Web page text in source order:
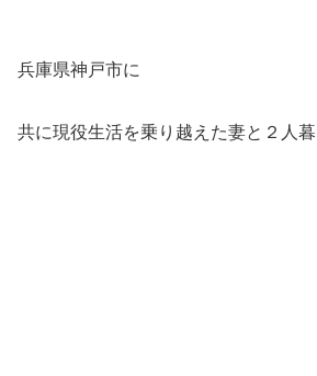
兵庫県神戸市に
共に現役生活を乗り越えた妻と２人暮